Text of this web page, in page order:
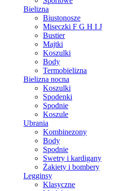
Bielizna
Biustonosze
Miseczki F G H I J
Bustier
Majtki
Koszulki
Body
Termobielizna
Bielizna nocna
Koszulki
Spodenki
Spodnie
Koszule
Ubrania
Kombinezony
Body
Spodnie
Swetry i kardigany
Żakiety i bombery
Legginsy
Klasyczne